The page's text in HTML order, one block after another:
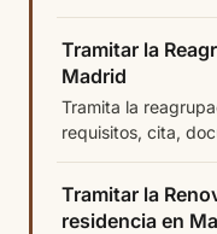
Tramitar la
Madrid
Tramita la
requisitos, cita,
Tramitar la
residencia en